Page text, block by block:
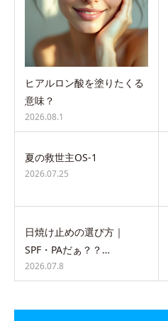
ヒアルロン酸を塗りたくる
意味？
2026.08.1
夏の救世主OS-1
2026.07.25
日焼け止めの選び方｜
SPF・PAだぁ？？…
2026.07.8